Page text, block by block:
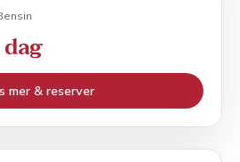
mer & reserver